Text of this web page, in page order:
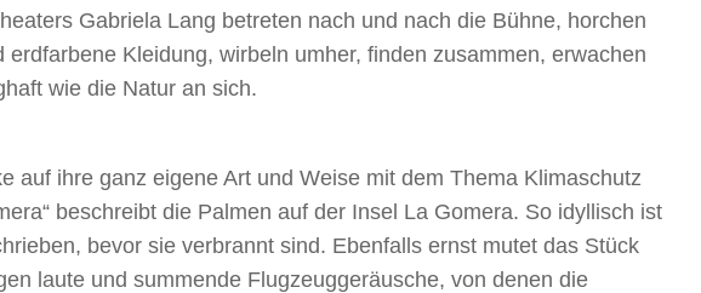
Gabriela Lang betreten nach und nach die Bühne, horchen
Kleidung, wirbeln umher, finden zusammen, erwachen
wie die Natur an sich.
auf ihre ganz eigene Art und Weise mit dem Thema Klimaschutz
beschreibt die Palmen auf der Insel La Gomera. So idyllisch ist
bevor sie verbrannt sind. Ebenfalls ernst mutet das Stück
laute und summende Flugzeuggeräusche, von denen die